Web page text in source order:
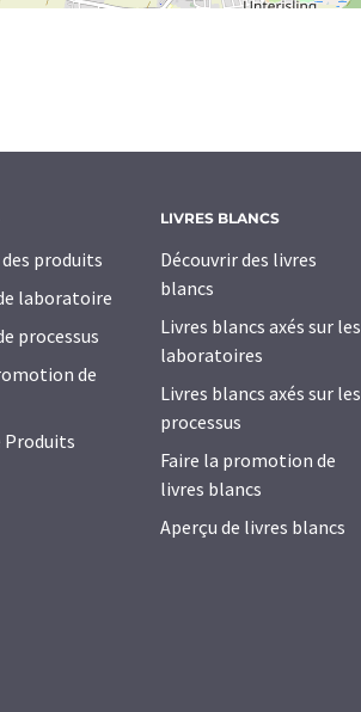
produits
laboratoire
processus
de
Produits
LIVRES BLANCS
Découvrir des livres
blancs
Livres blancs axés sur les
laboratoires
Livres blancs axés sur les
processus
Faire la promotion de
livres blancs
Aperçu de livres blancs